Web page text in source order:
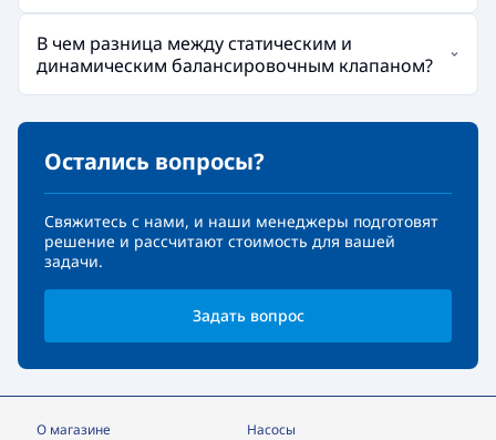
В чем разница между статическим и
динамическим балансировочным клапаном?
Остались вопросы?
Свяжитесь с нами, и наши менеджеры подготовят
решение и рассчитают стоимость для вашей
задачи.
Задать вопрос
О магазине
Насосы